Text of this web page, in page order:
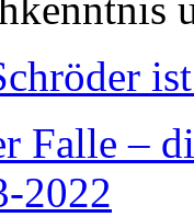
Falle –
2022